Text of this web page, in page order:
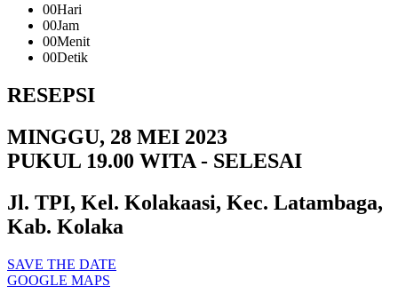
00Hari
00Jam
00Menit
00Detik
RESEPSI
MINGGU, 28 MEI 2023
PUKUL 19.00 WITA - SELESAI
Jl. TPI, Kel. Kolakaasi, Kec. Latambaga,
Kab. Kolaka
SAVE THE DATE
GOOGLE MAPS